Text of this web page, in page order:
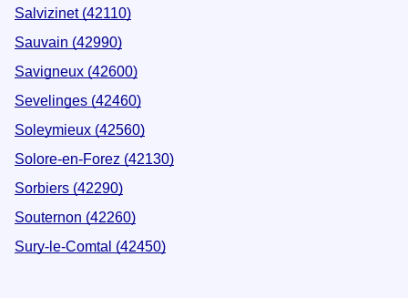
Salvizinet (42110)
Sauvain (42990)
Savigneux (42600)
Sevelinges (42460)
Soleymieux (42560)
Solore-en-Forez (42130)
Sorbiers (42290)
Souternon (42260)
Sury-le-Comtal (42450)